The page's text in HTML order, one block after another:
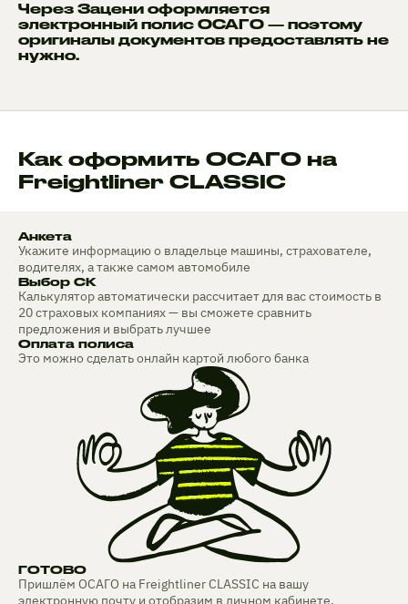
Через Зацени оформляется
электронный полис ОСАГО — поэтому
оригиналы документов предоставлять не
нужно.
Как оформить ОСАГО на
Freightliner CLASSIC
Анкета
Укажите информацию о владельце машины, страхователе,
водителях, а также самом автомобиле
Выбор СК
Калькулятор автоматически рассчитает для вас стоимость в
20 страховых компаниях — вы сможете сравнить
предложения и выбрать лучшее
Оплата полиса
Это можно сделать онлайн картой любого банка
ГОТОВО
Пришлём ОСАГО на Freightliner CLASSIC на вашу
электронную почту и отобразим в личном кабинете.